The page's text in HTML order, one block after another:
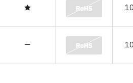
★
－